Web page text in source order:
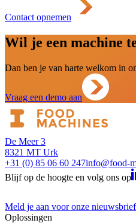
Contact opnemen
Wil je een machine
Dan ben je van harte welkom in
Vraag een demo aan
De Meer 3
8321 MT Urk
+31 (0) 85 06 60 247info@food-
Blijf op de hoogte en volg ons op
Meld je aan voor onze nieuwsbrief
Oplossingen